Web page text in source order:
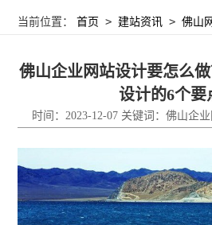
当前位置：首页 >建站资讯 >佛山
佛山企业网站设计要怎么
设计的6个要
时间：2023-12-07 关键词：佛山企